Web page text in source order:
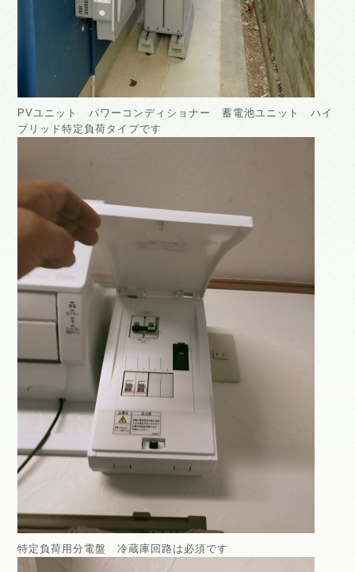
PVユニット パワーコンディショナー 蓄電池ユニット ハイ
ブリッド特定負荷タイプです
特定負荷用分電盤 冷蔵庫回路は必須です